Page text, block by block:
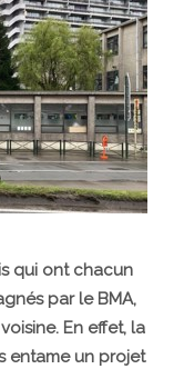
qui ont chacun
par le BMA,
En effet, la
entame un projet